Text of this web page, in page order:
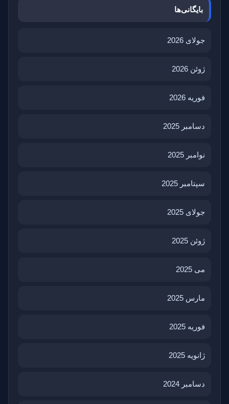
بایگانی‌ها
جولای 2026
ژوئن 2026
فوریه 2026
دسامبر 2025
نوامبر 2025
سپتامبر 2025
جولای 2025
ژوئن 2025
می 2025
مارس 2025
فوریه 2025
ژانویه 2025
دسامبر 2024